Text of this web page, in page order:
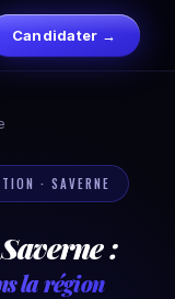
Candidater →
· SAVERNE
:
la région